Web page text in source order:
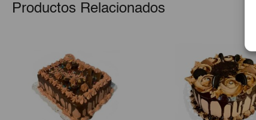
Productos Relacionados